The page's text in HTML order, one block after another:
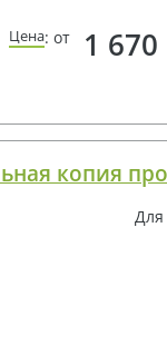
Цена: от 1 670
копия
Для